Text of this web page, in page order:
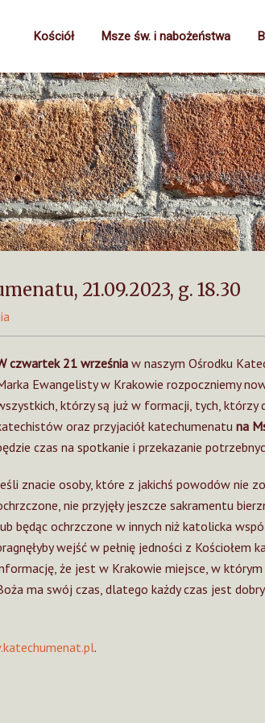
Kościół Msze św. i nabożeństwa
21.09.2023, g. 18.30
czwartek 21 września w naszym Ośrodku
Ewangelisty w Krakowie rozpoczniemy
którzy są już w formacji, tych, którzy
oraz przyjaciół katechumenatu na
czas na spotkanie i przekazanie
znacie osoby, które z jakichś powodów nie
nie przyjęły jeszcze sakramentu
będąc ochrzczone w innych niż katolicka
wejść w pełnię jedności z Kościołem
że jest w Krakowie miejsce, w którym
ma swój czas, dlatego każdy czas jest
.